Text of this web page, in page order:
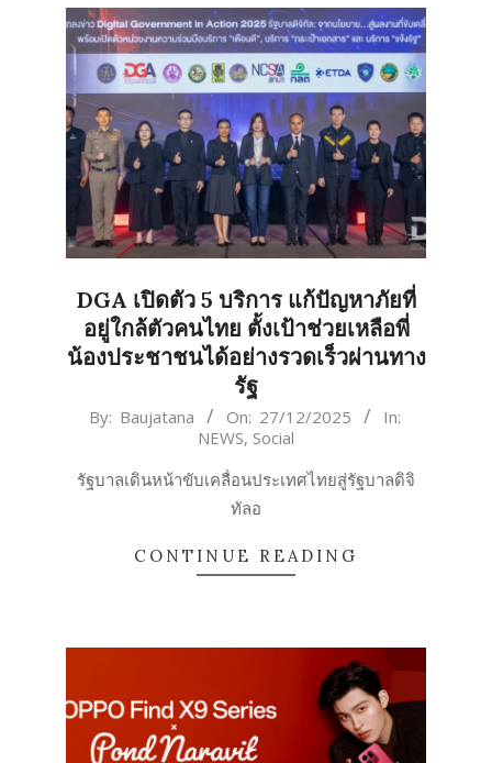
DGA เปิดตัว 5 บริการ แก้ปัญหาภัยที่
อยู่ใกล้ตัวคนไทย ตั้งเป้าช่วยเหลือพี่
น้องประชาชนได้อย่างรวดเร็วผ่านทาง
รัฐ
2025-
27
By: Baujatana On: 27/12/2025
In:
NEWS, Social
รัฐบาลเดินหน้าขับเคลื่อนประเทศไทยสู่รัฐบาลดิจิ
ทัลอ
CONTINUE READING